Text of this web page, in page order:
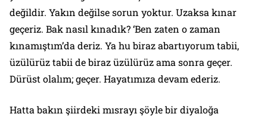
değildir. Yakın değilse sorun yoktur. Uzaksa kınar
geçeriz. Bak nasıl kınadık? ‘Ben zaten o zaman
kınamıştım’da deriz. Ya hu biraz abartıyorum tabii,
üzülürüz tabii de biraz üzülürüz ama sonra geçer.
Dürüst olalım; geçer. Hayatımıza devam ederiz.
Hatta bakın şiirdeki mısrayı şöyle bir diyaloğa